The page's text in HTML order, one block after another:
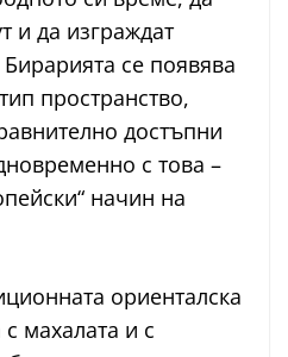
и да изграждат
се появява
пространство,
достъпни
с това –
начин на
ориенталска
махалата и с